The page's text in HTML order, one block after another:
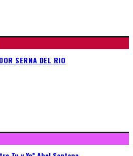
SERNA DEL RIO